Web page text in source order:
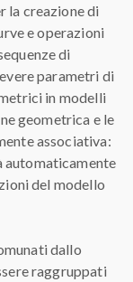
la creazione di
e operazioni
di
parametri di
in modelli
geometrica e le
associativa:
automaticamente
del modello
dallo
raggruppati